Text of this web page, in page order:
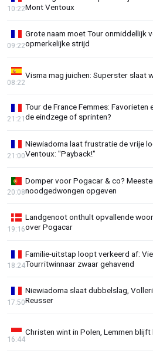
Mont Ventoux
10:22
Grote naam moet Tour onmiddellijk
opmerkelijke strijd
09:22
Visma mag juichen: Superster slaat
08:22
Tour de France Femmes: Favorieten
de eindzege of sprinten?
21:21
Niewiadoma laat frustratie de vrije
Ventoux: "Payback!"
21:00
Domper voor Pogacar & co?
noodgedwongen opgeven
20:08
Landgenoot onthult opvallende
over Pogacar
19:16
Familie-uitstap loopt verkeerd af:
Tourritwinnaar zwaar gehavend
18:24
Niewiadoma slaat dubbelslag,
Reusser
17:50
Christen wint in Polen, Lemmen blijft
16:44